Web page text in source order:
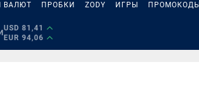
ВАЛЮТ ПРОБКИ ZODY ИГРЫ ПРОМОКОДЫ
USD 81,41
EUR 94,06